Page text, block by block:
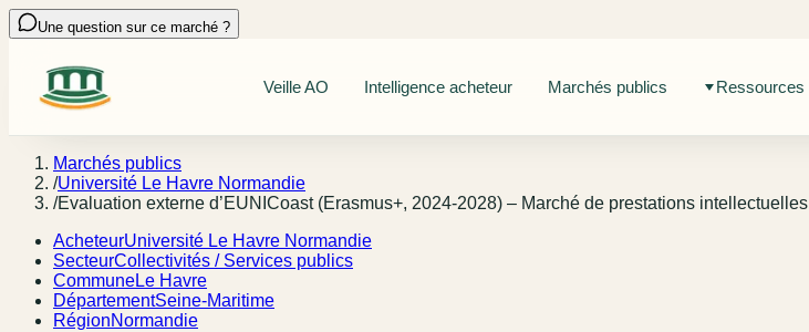
Une question sur ce marché ?
Veille AO Intelligence acheteur Marchés publics Ressources
Marchés publics
/Université Le Havre Normandie
/Evaluation externe d’EUNICoast (Erasmus+, 2024-2028) – Marché de prestations intellectuelles
AcheteurUniversité Le Havre Normandie
SecteurCollectivités / Services publics
CommuneLe Havre
DépartementSeine-Maritime
RégionNormandie